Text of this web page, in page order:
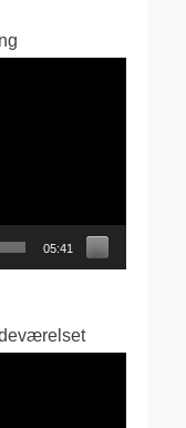
05:41